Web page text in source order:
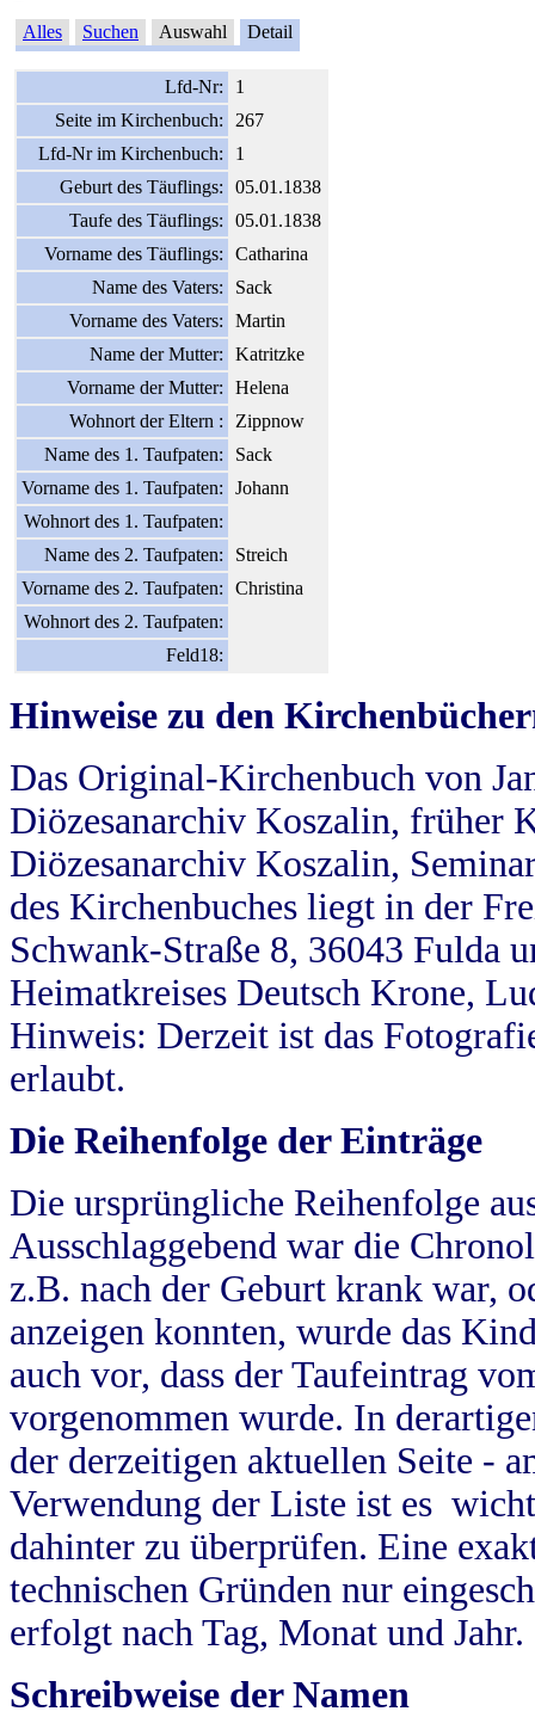
Alles Suchen Auswahl Detail
Lfd-Nr:
1
Seite im Kirchenbuch:
267
Lfd-Nr im Kirchenbuch:
1
Geburt des Täuflings:
05.01.1838
Taufe des Täuflings:
05.01.1838
Vorname des Täuflings:
Catharina
Name des Vaters:
Sack
Vorname des Vaters:
Martin
Name der Mutter:
Katritzke
Vorname der Mutter:
Helena
Wohnort der Eltern :
Zippnow
Name des 1. Taufpaten:
Sack
Vorname des 1. Taufpaten:
Johann
Wohnort des 1. Taufpaten:
Name des 2. Taufpaten:
Streich
Vorname des 2. Taufpaten:
Christina
Wohnort des 2. Taufpaten:
Feld18:
Hinweise zu den
Das Original-Kirchenbuch von
Diözesanarchiv Koszalin, früher
Diözesanarchiv Koszalin,
des Kirchenbuches liegt in der
Schwank-Straße 8, 36043 Fulda
Heimatkreises Deutsch Krone,
Hinweis: Derzeit ist das
erlaubt.
Die Reihenfolge der Einträge
Die ursprüngliche Reihenfolge
Ausschlaggebend war die
z.B. nach der Geburt krank war,
anzeigen konnten, wurde das
auch vor, dass der Taufeintrag
vorgenommen wurde. In
der derzeitigen aktuellen Seite -
Verwendung der Liste ist es
dahinter zu überprüfen. Eine
technischen Gründen nur
erfolgt nach Tag, Monat und Jahr.
Schreibweise der Namen